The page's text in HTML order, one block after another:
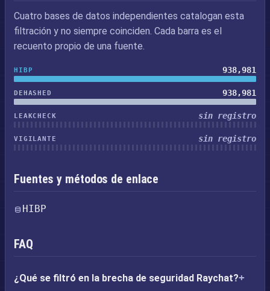
Cuatro bases de datos independientes catalogan esta
filtración y no siempre coinciden. Cada barra es el
recuento propio de una fuente.
HIBP 938,981
DEHASHED 938,981
LEAKCHECK sin registro
VIGILANTE sin registro
Fuentes y métodos de enlace
HIBP
FAQ
¿Qué se filtró en la brecha de seguridad Raychat?